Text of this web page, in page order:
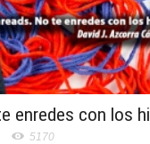
enredes con los
5170